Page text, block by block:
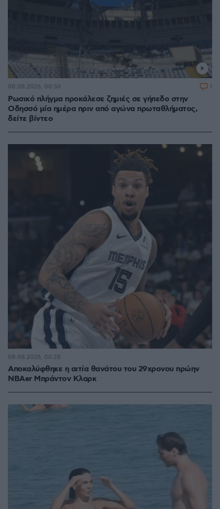
Ρωσικό πλήγμα προκάλεσε ζημιές σε γήπεδο στην
Οδησσό μία ημέρα πριν από αγώνα πρωταθλήματος,
δείτε βίντεο
08.08.2026, 00:50 1
Αποκαλύφθηκε η αιτία θανάτου του 29χρονου πρώην
NBAer Μπράντον Κλαρκ
08.08.2026, 00:28